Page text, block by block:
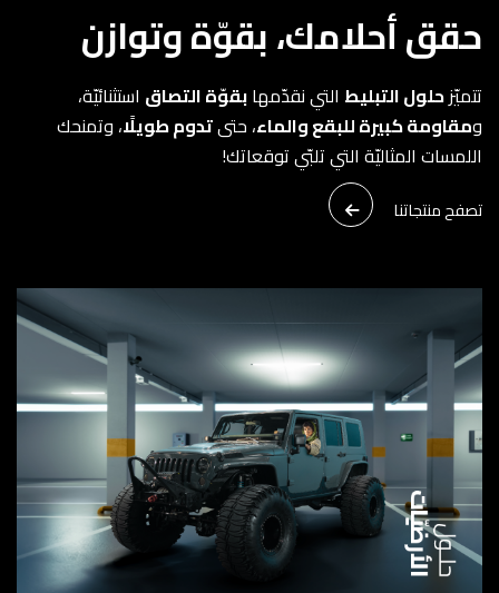
حقق أحلامك، بقوّة وتوازن
تتميّزحلول التبليط التي نقدّمهابقوّة التصاق استثنائيّة،
ومقاومة كبيرة للبقع والماء، حتىتدوم طويلًا، وتمنحك
اللمسات المثاليّة التي تلبّي توقعاتك!
تصفح منتجاتنا